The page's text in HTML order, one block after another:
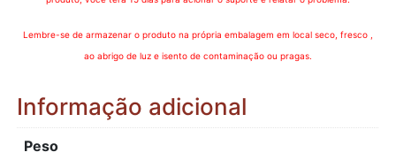
Lembre-se de armazenar o produto na própria embalagem em local seco, fresco ,
ao abrigo de luz e isento de contaminação ou pragas.
Informação adicional
Peso